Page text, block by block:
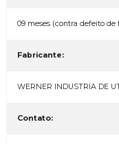
09 meses (contra defeito de
Fabricante:
WERNER INDUSTRIA DE
Contato: